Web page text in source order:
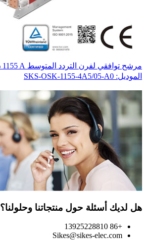
مرشح توافقي لفرن التردد المتوسط THDi＜5% 1155 A
الموديل: SKS-OSK-1155-4A5/05-A0
هل لديك أسئلة حول منتجاتنا وحلولنا؟
+86 13925228810
Sikes@sikes-elec.com